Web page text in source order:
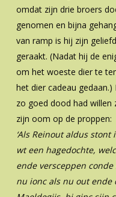
omdat zijn drie broers
genomen en bijna
van ramp is hij zijn
geraakt. (Nadat hij de
om het woeste dier te
het dier cadeau
zo goed dood had
zijn oom op de proppen:
‘Als Reinout aldus
wt een hagedochte,
ende versceppen
nu ionc als nu out ende